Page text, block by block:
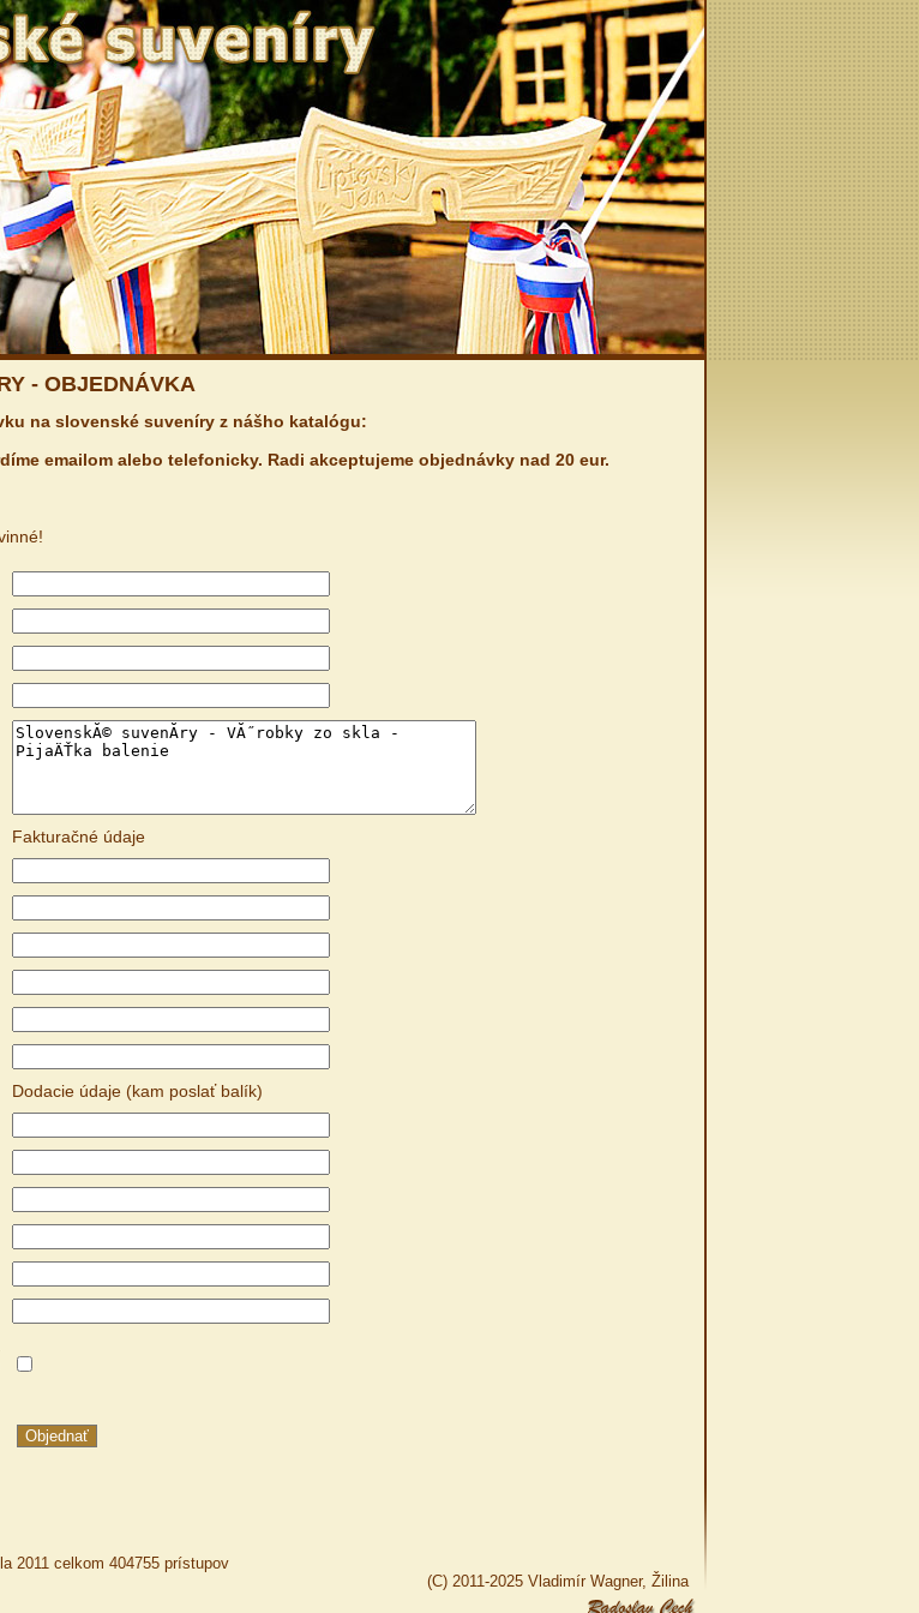
- OBJEDNÁVKA
na slovenské suveníry z nášho katalógu:
emailom alebo telefonicky. Radi akceptujeme objednávky nad 20 eur.
Fakturačné údaje
Dodacie údaje (kam poslať balík)
2011 celkom 404755 prístupov
(C) 2011-2025 Vladimír Wagner, Žilina